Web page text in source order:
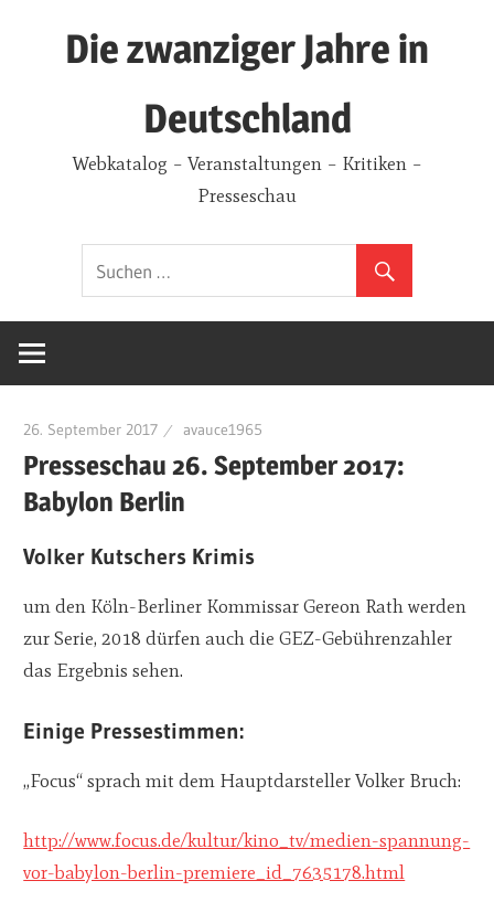
Die zwanziger Jahre in
Deutschland
Webkatalog – Veranstaltungen – Kritiken –
Presseschau
26. September 2017 avauce1965
Presseschau 26. September 2017:
Babylon Berlin
Volker Kutschers Krimis
um den Köln-Berliner Kommissar Gereon Rath werden
zur Serie, 2018 dürfen auch die GEZ-Gebührenzahler
das Ergebnis sehen.
Einige Pressestimmen:
„Focus“ sprach mit dem Hauptdarsteller Volker Bruch:
http://www.focus.de/kultur/kino_tv/medien-spannung-
vor-babylon-berlin-premiere_id_7635178.html